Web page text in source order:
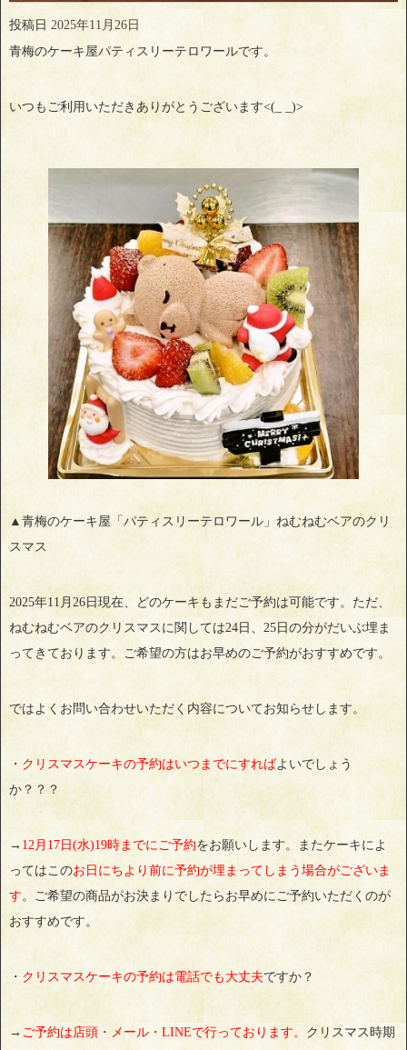
投稿日 2025年11月26日
青梅のケーキ屋パティスリーテロワールです。
いつもご利用いただきありがとうございます<(_ _)>
▲青梅のケーキ屋「パティスリーテロワール」ねむねむベアのクリ
スマス
2025年11月26日現在、どのケーキもまだご予約は可能です。ただ、
ねむねむベアのクリスマスに関しては24日、25日の分がだいぶ埋ま
ってきております。ご希望の方はお早めのご予約がおすすめです。
ではよくお問い合わせいただく内容についてお知らせします。
・ クリスマスケーキの予約はいつまでにすればよいでしょう
か？？？
→ 12月17日(水)19時までにご予約をお願いします。またケーキによ
ってはこのお日にちより前に予約が埋まってしまう場合がございま
す。ご希望の商品がお決まりでしたらお早めにご予約いただくのが
おすすめです。
・ クリスマスケーキの予約は電話でも大丈夫ですか？
→ ご予約は店頭・メール・LINEで行っております。 クリスマス時期